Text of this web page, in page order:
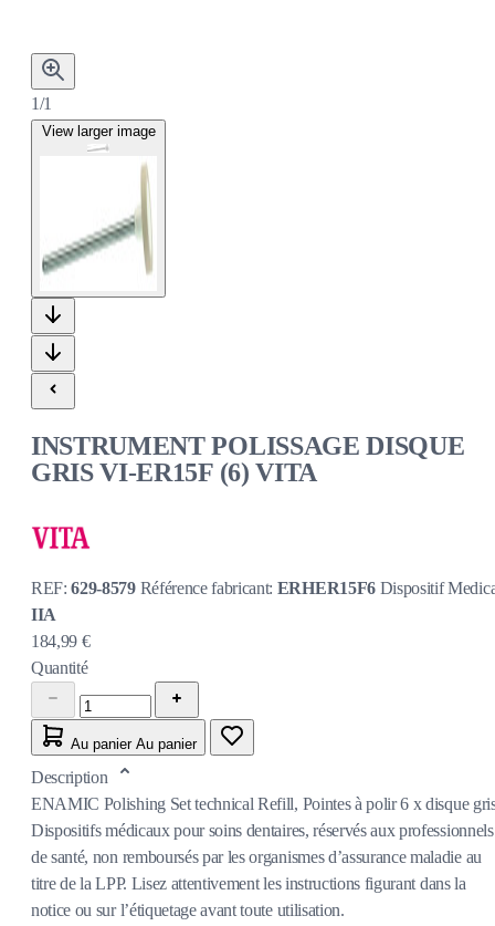
1/1
View larger image
INSTRUMENT POLISSAGE DISQUE
GRIS VI-ER15F (6) VITA
REF:629-8579 Référence fabricant: ERHER15F6 Dispositif
IIA
184,99 €
Quantité
Au panier Au panier
Description
ENAMIC Polishing Set technical Refill, Pointes à polir 6 x disque
Dispositifs médicaux pour soins dentaires, réservés aux professionnels
de santé, non remboursés par les organismes d’assurance maladie au
titre de la LPP. Lisez attentivement les instructions figurant dans la
notice ou sur l’étiquetage avant toute utilisation.